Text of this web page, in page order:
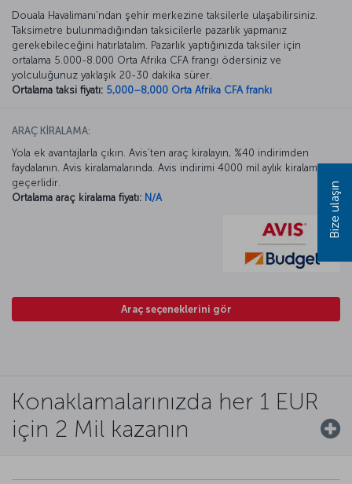
Douala Havalimanı’ndan şehir merkezine taksilerle ulaşabilirsiniz.
Taksimetre bulunmadığından taksicilerle pazarlık yapmanız
gerekebileceğini hatırlatalım. Pazarlık yaptığınızda taksiler için
ortalama 5.000-8.000 Orta Afrika CFA frangı ödersiniz ve
yolculuğunuz yaklaşık 20-30 dakika sürer.
Ortalama taksi fiyatı: 5,000–8,000 Orta Afrika CFA frankı
ARAÇ KİRALAMA:
Yola ek avantajlarla çıkın. Avis’ten araç kiralayın, %40 indirimden
faydalanın. Avis kiralamalarında. Avis indirimi 4000 mil aylık kiralamada
geçerlidir.
Ortalama araç kiralama fiyatı: N/A
Araç seçeneklerini gör
Konaklamalarınızda her 1 EUR
için 2 Mil kazanın
Bize ulaşın